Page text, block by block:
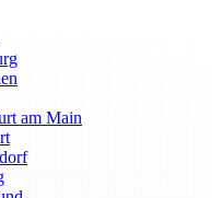
am Main